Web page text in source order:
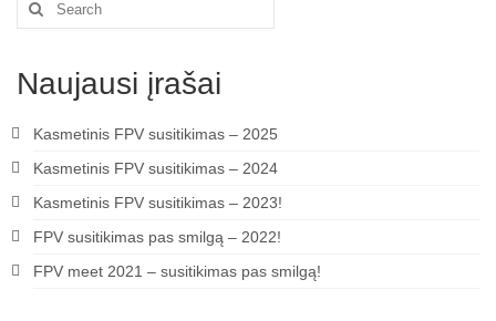
for:
Naujausi įrašai
Kasmetinis FPV susitikimas – 2025
Kasmetinis FPV susitikimas – 2024
Kasmetinis FPV susitikimas – 2023!
FPV susitikimas pas smilgą – 2022!
FPV meet 2021 – susitikimas pas smilgą!